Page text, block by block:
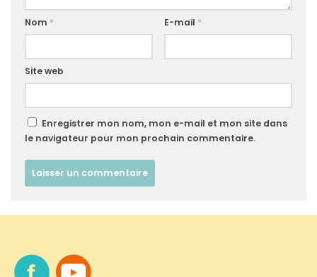
Nom * E-mail *
Site web
Enregistrer mon nom, mon e-mail et mon site dans
le navigateur pour mon prochain commentaire.